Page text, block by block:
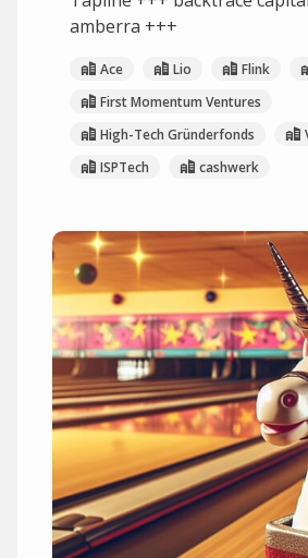
amberra +++
Ace Lio Flink
First Momentum Ventures
High-Tech Gründerfonds
ISPTech
cashwerk